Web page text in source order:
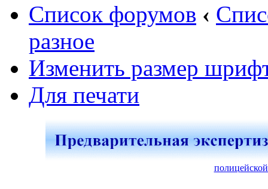
Список форумов ‹
разное
Изменить размер
Для печати